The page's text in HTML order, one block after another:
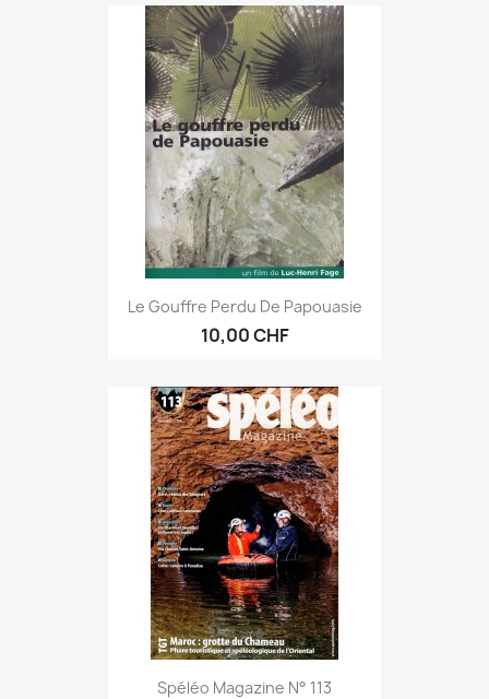
Le Gouffre Perdu De Papouasie
10,00 CHF
Spéléo Magazine N° 113